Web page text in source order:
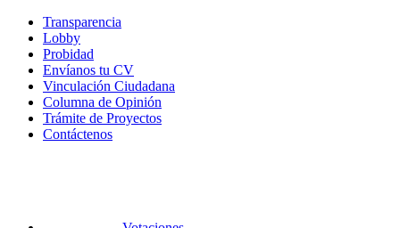
Transparencia
Lobby
Probidad
Envíanos tu CV
Vinculación Ciudadana
Columna de Opinión
Trámite de Proyectos
Contáctenos